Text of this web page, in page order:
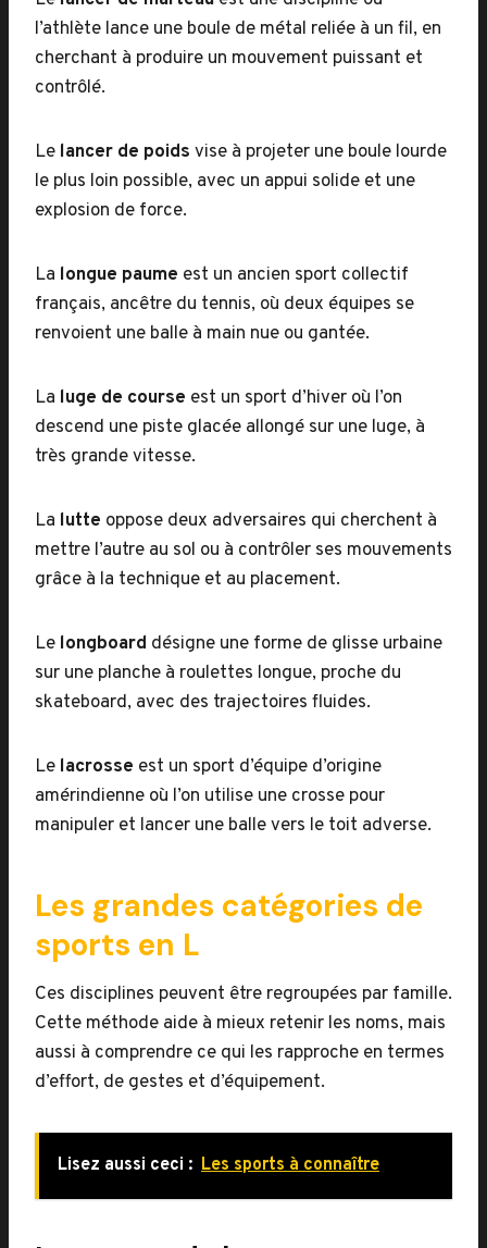
l’athlète lance une boule de métal reliée à un fil, en
cherchant à produire un mouvement puissant et
contrôlé.
Le lancer de poids vise à projeter une boule lourde
le plus loin possible, avec un appui solide et une
explosion de force.
La longue paume est un ancien sport collectif
français, ancêtre du tennis, où deux équipes se
renvoient une balle à main nue ou gantée.
La luge de course est un sport d’hiver où l’on
descend une piste glacée allongé sur une luge, à
très grande vitesse.
La lutte oppose deux adversaires qui cherchent à
mettre l’autre au sol ou à contrôler ses mouvements
grâce à la technique et au placement.
Le longboard désigne une forme de glisse urbaine
sur une planche à roulettes longue, proche du
skateboard, avec des trajectoires fluides.
Le lacrosse est un sport d’équipe d’origine
amérindienne où l’on utilise une crosse pour
manipuler et lancer une balle vers le toit adverse.
Les grandes catégories de
sports en L
Ces disciplines peuvent être regroupées par famille.
Cette méthode aide à mieux retenir les noms, mais
aussi à comprendre ce qui les rapproche en termes
d’effort, de gestes et d’équipement.
Lisez aussi ceci : Les sports à connaître